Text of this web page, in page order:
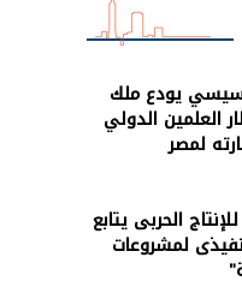
يودع ملك
العلمين الدولي
لمصر
الحربى يتابع
لمشروعات